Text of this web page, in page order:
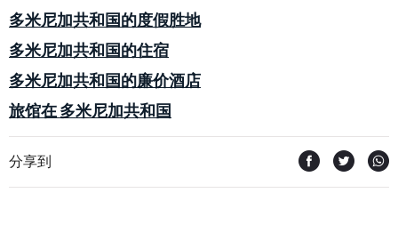
多米尼加共和国的度假胜地
多米尼加共和国的住宿
多米尼加共和国的廉价酒店
旅馆在 多米尼加共和国
分享到